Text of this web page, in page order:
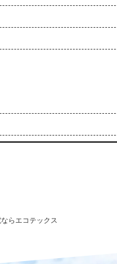
らエコテックス